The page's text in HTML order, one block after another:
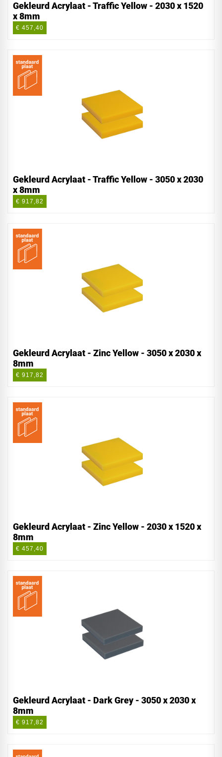
Gekleurd Acrylaat - Traffic Yellow - 2030 x 1520
x 8mm
€ 457,40
Gekleurd Acrylaat - Traffic Yellow - 3050 x 2030
x 8mm
€ 917,82
Gekleurd Acrylaat - Zinc Yellow - 3050 x 2030 x
8mm
€ 917,82
Gekleurd Acrylaat - Zinc Yellow - 2030 x 1520 x
8mm
€ 457,40
Gekleurd Acrylaat - Dark Grey - 3050 x 2030 x
8mm
€ 917,82